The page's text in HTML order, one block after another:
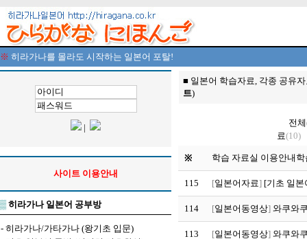
※ 히라가나를 몰라도 시작하는 일본어 포탈!
|
사이트 이용안내
▒히라가나 일본어 공부방
- 히라가나/가타가나 (왕기초 입문)
■ 일본어 학습자료, 각종 공유
트)
전체
료(10)
※ 학습 자료실 이용안내
115 [일본어자료] [기초 일
114 [일본어동영상] 와쿠와
113 [일본어동영상] 와쿠와